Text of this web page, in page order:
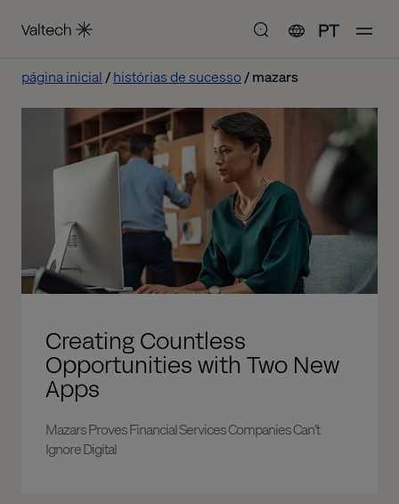
PT
página inicial histórias de sucesso mazars
Creating Countless
Opportunities with Two New
Apps
Mazars Proves Financial Services Companies Can’t
Ignore Digital